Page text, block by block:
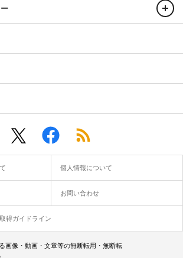
個人情報について
お問い合わせ
得ガイドライン
画像・動画・文章等の無断転用・無断転